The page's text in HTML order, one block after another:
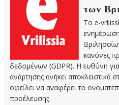
των
Το e-
κανόνες
δεδομένων (GDPR). Η ευθύνη
ανάρτησης ανήκει αποκλειστικά
οφείλει να αναφέρει το
προέλευσης.